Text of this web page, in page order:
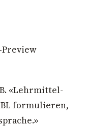
«Lehrmittel-
BL formulieren,